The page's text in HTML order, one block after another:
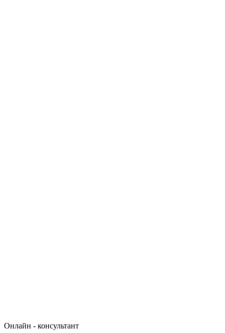
Онлайн - консультант